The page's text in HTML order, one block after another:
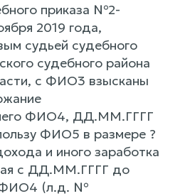
приказа №2-
2019 года,
судьей судебного
судебного района
с ФИО3 взысканы
ФИО4, ДД.ММ.ГГГГ
ФИО5 в размере ?
и иного заработка
с ДД.ММ.ГГГГ до
ФИО4 (л.д. №